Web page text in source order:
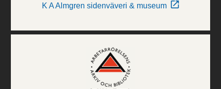
K A Almgren sidenväveri & museum